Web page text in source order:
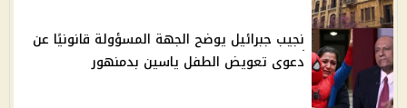
نجيب جبرائيل يوضح الجهة المسؤولة قانونيًا عن
دعوى تعويض الطفل ياسين بدمنهور